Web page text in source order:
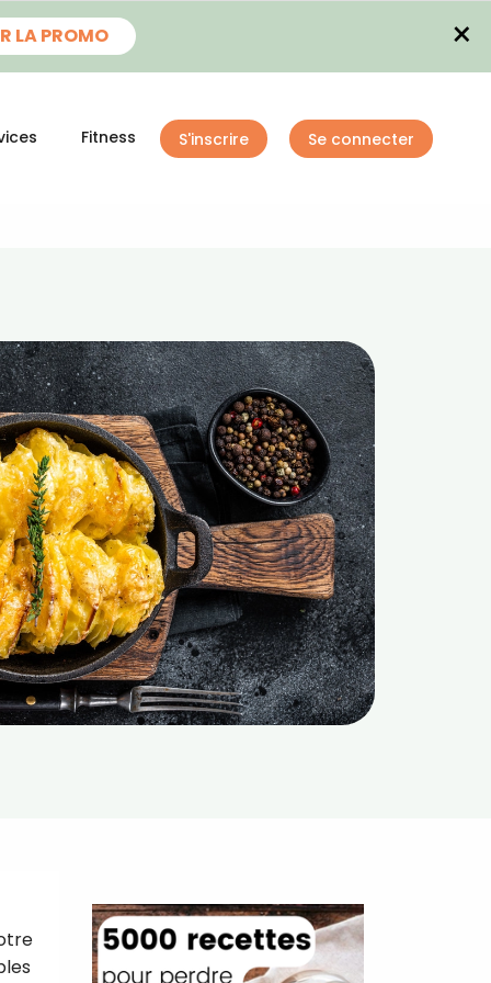
LA PROMO ×
Fitness S'inscrire Se connecter